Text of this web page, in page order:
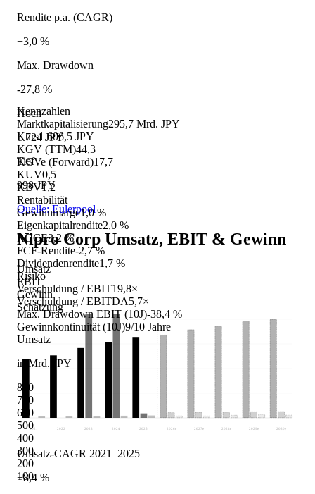
Kennzahlen
Marktkapitalisierung295,7 Mrd. JPY
Kurs1.606,5 JPY
KGV (TTM)44,3
KGVe (Forward)17,7
KUV0,5
KBV1,2
Rentabilität
Gewinnmarge1,0 %
Eigenkapitalrendite2,0 %
ROCE3,2 %
FCF-Rendite-2,7 %
Dividendenrendite1,7 %
Risiko
Verschuldung / EBIT19,8×
Verschuldung / EBITDA5,7×
Max. Drawdown EBIT (10J)-38,4 %
Gewinnkontinuität (10J)9/10 Jahre
Umsatz
in Mrd. JPY
800
700
600
500
400
300
200
100
Rendite p.a. (CAGR)
+3,0 %
Max. Drawdown
-27,8 %
Hoch
1.724 JPY
Tief
998 JPY
Quelle: Eulerpool
Nipro Corp Umsatz, EBIT & Gewinn
Umsatz
EBIT
Gewinn
Schätzung
2021 2022 2023 2024 2025 2026 e 2027 e 2028 e 2029 e 2030e
Umsatz-CAGR 2021–2025
+8,4 %